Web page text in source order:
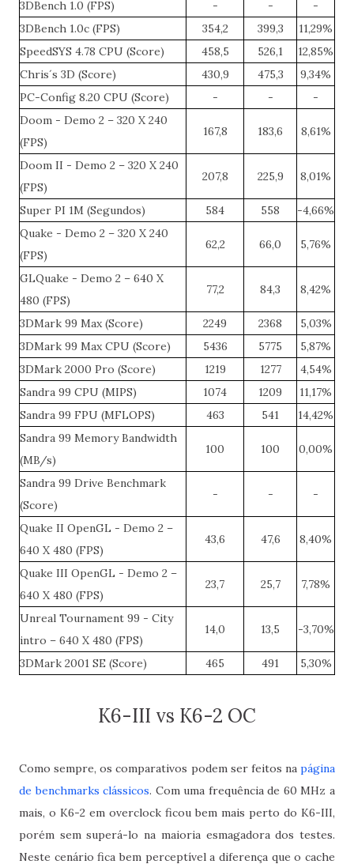
3DBench 1.0 (FPS) - -
-
3DBench 1.0c (FPS)
354,2 399,3
11,29%
SpeedSYS 4.78 CPU (Score)
458,5 526,1
12,85%
Chris´s 3D (Score)
430,9 475,3
9,34%
PC-Config 8.20 CPU (Score)
- -
-
Doom - Demo 2 – 320 X 240
(FPS)
167,8 183,6 8,61%
Doom II - Demo 2 – 320 X 240
(FPS)
207,8 225,9 8,01%
Super PI 1M (Segundos) 584 558
-4,66%
Quake - Demo 2 – 320 X 240
(FPS)
62,2 66,0 5,76%
GLQuake - Demo 2 – 640 X
480 (FPS)
77,2 84,3 8,42%
3DMark 99 Max (Score) 2249 2368
5,03%
3DMark 99 Max CPU (Score)
5436 5775
5,87%
3DMark 2000 Pro (Score)
1219 1277
4,54%
Sandra 99 CPU (MIPS)
1074 1209
11,17%
Sandra 99 FPU (MFLOPS)
463 541
14,42%
Sandra 99 Memory Bandwidth
(MB/s)
100 100 0,00%
Sandra 99 Drive Benchmark
(Score)
- - -
Quake II OpenGL - Demo 2 –
640 X 480 (FPS)
43,6 47,6 8,40%
Quake III OpenGL - Demo 2 –
640 X 480 (FPS)
23,7 25,7 7,78%
Unreal Tournament 99 - City
intro – 640 X 480 (FPS)
14,0 13,5 -3,70%
3DMark 2001 SE (Score) 465 491 5,30%
K6-III vs K6-2 OC
Como sempre, os comparativos podem ser feitos na página
de benchmarks clássicos. Com uma frequência de 60 MHz a
mais, o K6-2 em overclock ficou bem mais perto do K6-III,
porém sem superá-lo na maioria esmagadora dos testes.
Neste cenário fica bem perceptível a diferença que o cache